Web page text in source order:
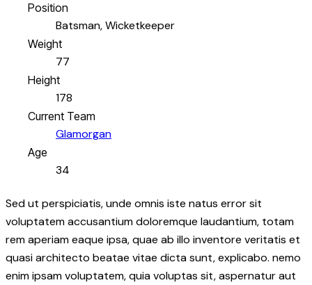
Position
Batsman, Wicketkeeper
Weight
77
Height
178
Current Team
Glamorgan
Age
34
Sed ut perspiciatis, unde omnis iste natus error sit
voluptatem accusantium doloremque laudantium, totam
rem aperiam eaque ipsa, quae ab illo inventore veritatis et
quasi architecto beatae vitae dicta sunt, explicabo. nemo
enim ipsam voluptatem, quia voluptas sit, aspernatur aut